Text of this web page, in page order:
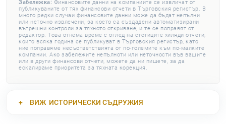
Забележка: Финансовите данни на компаниите се извличат от
публикуваните от тях финансови отчети в Търговския регистър. В
много редки случаи финансовите данни може да бъдат непълни
или неточно извлечени, за което са създадени автоматизирани
вътрешни контроли за тяхното откриване, и те се поправят от
редактор. Това отнема време с оглед на стотиците хиляди отчети,
които всяка година се публикуват в Търговския регистър, като
ние поправяме несъответствията от по-големите към по-малките
компании. Ако забележите непълноти или неточности във вашите
или в други финансови отчети, можете да ни пишете, за да
ескалираме приоритета за тяхната корекция.
ВИЖ ИСТОРИЧЕСКИ СЪДРУЖИЯ